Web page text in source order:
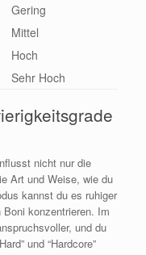
Gering
Mittel
Hoch
Sehr Hoch
nicht nur die
Art und Weise, wie du
kannst du es ruhiger
konzentrieren. Im
und du
und “Hardcore”